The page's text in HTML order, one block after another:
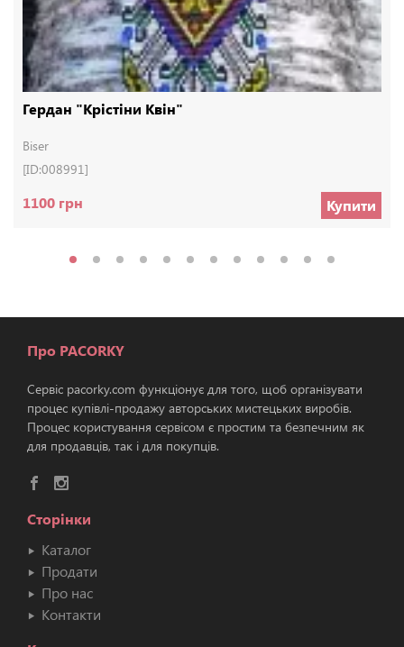
Гердан "Крістіни Квін"
Biser
[ID:008991]
1100 грн Купити
Про PACORKY
Сервіс pacorky.com функціонує для того, щоб організувати
процес купівлі-продажу авторських мистецьких виробів.
Процес користування сервісом є простим та безпечним як
для продавців, так і для покупців.
Сторінки
Каталог
Продати
Про нас
Контакти